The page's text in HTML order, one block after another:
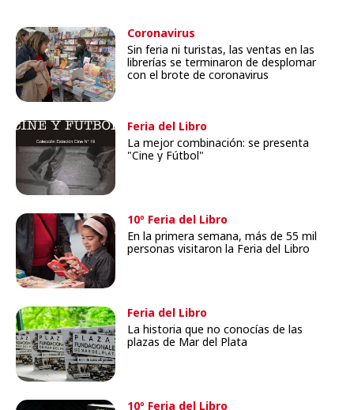
Coronavirus
Sin feria ni turistas, las ventas en las
librerías se terminaron de desplomar
con el brote de coronavirus
Feria del Libro
La mejor combinación: se presenta
"Cine y Fútbol"
10º Feria del Libro
En la primera semana, más de 55 mil
personas visitaron la Feria del Libro
Feria del Libro
La historia que no conocías de las
plazas de Mar del Plata
10º Feria del Libro